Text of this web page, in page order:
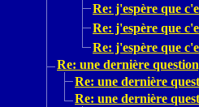
Re: j'espère que
Re: j'espère que
Re: j'espère que
Re: une dernière
Re: une dernière
Re: une dernière